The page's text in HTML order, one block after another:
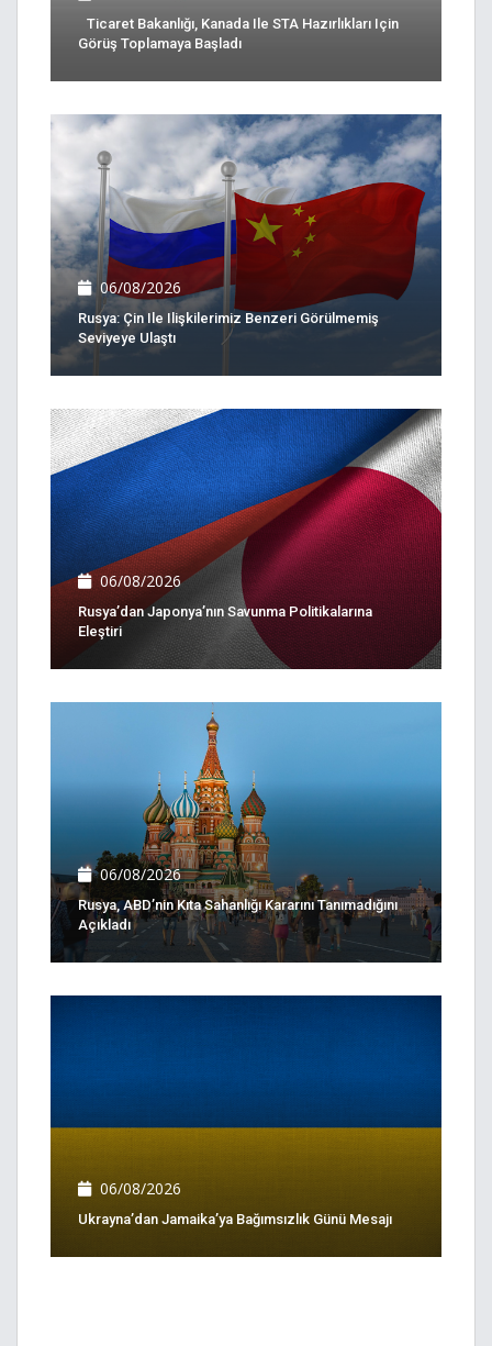
Ticaret Bakanlığı, Kanada Ile STA Hazırlıkları Için
Görüş Toplamaya Başladı
06/08/2026
Rusya: Çin Ile Ilişkilerimiz Benzeri Görülmemiş
Seviyeye Ulaştı
06/08/2026
Rusya’dan Japonya’nın Savunma Politikalarına
Eleştiri
06/08/2026
Rusya, ABD’nin Kıta Sahanlığı Kararını Tanımadığını
Açıkladı
06/08/2026
Ukrayna’dan Jamaika’ya Bağımsızlık Günü Mesajı